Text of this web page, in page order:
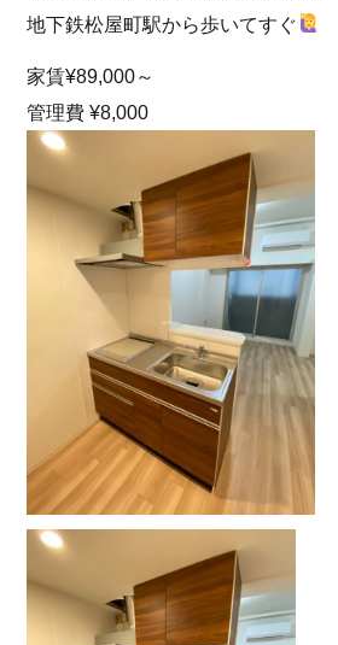
地下鉄松屋町駅から歩いてすぐ
家賃¥89,000～
管理費 ¥8,000